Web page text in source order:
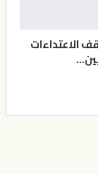
الاعتداءات